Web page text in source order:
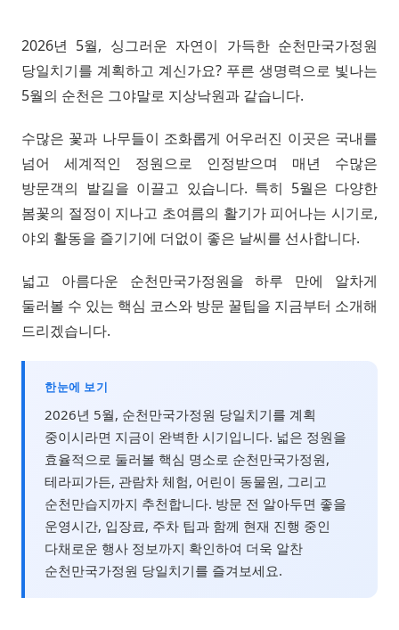
2026년 5월, 싱그러운 자연이 가득한 순천만국가정원
당일치기를 계획하고 계신가요? 푸른 생명력으로 빛나는
5월의 순천은 그야말로 지상낙원과 같습니다.
수많은 꽃과 나무들이 조화롭게 어우러진 이곳은 국내를
넘어 세계적인 정원으로 인정받으며 매년 수많은
방문객의 발길을 이끌고 있습니다. 특히 5월은 다양한
봄꽃의 절정이 지나고 초여름의 활기가 피어나는 시기로,
야외 활동을 즐기기에 더없이 좋은 날씨를 선사합니다.
넓고 아름다운 순천만국가정원을 하루 만에 알차게
둘러볼 수 있는 핵심 코스와 방문 꿀팁을 지금부터 소개해
드리겠습니다.
한눈에 보기
2026년 5월, 순천만국가정원 당일치기를 계획
중이시라면 지금이 완벽한 시기입니다. 넓은 정원을
효율적으로 둘러볼 핵심 명소로 순천만국가정원,
테라피가든, 관람차 체험, 어린이 동물원, 그리고
순천만습지까지 추천합니다. 방문 전 알아두면 좋을
운영시간, 입장료, 주차 팁과 함께 현재 진행 중인
다채로운 행사 정보까지 확인하여 더욱 알찬
순천만국가정원 당일치기를 즐겨보세요.